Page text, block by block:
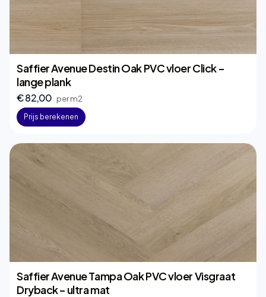
Saffier Avenue Destin Oak PVC vloer Click –
lange plank
€ 82,00 per m2
Prijs berekenen
Saffier Avenue Tampa Oak PVC vloer Visgraat
Dryback – ultra mat